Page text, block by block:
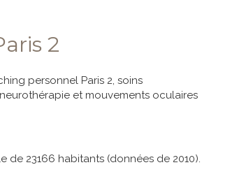
2
personnel Paris 2, soins
neurothérapie et mouvements oculaires
de 23166 habitants (données de 2010).